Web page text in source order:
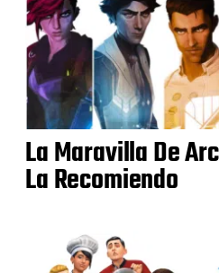
La Maravilla De
La Recomiendo